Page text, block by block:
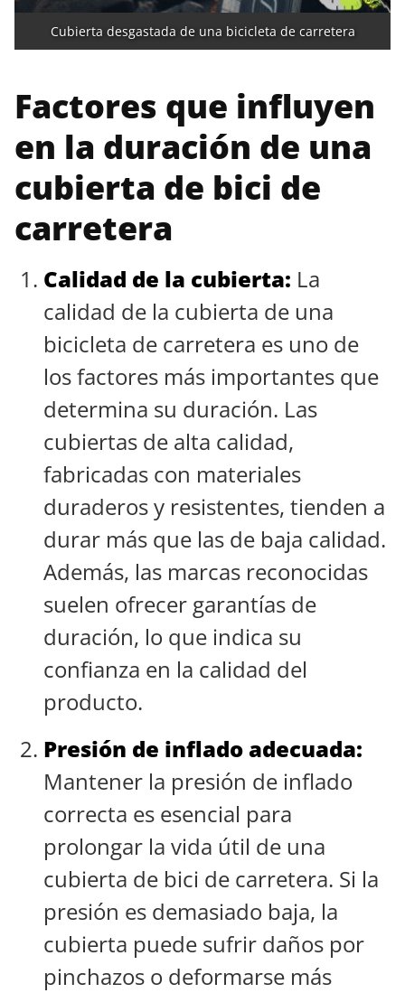
Cubierta desgastada de una bicicleta de carretera
Factores que influyen
en la duración de una
cubierta de bici de
carretera
Calidad de la cubierta: La
calidad de la cubierta de una
bicicleta de carretera es uno de
los factores más importantes que
determina su duración. Las
cubiertas de alta calidad,
fabricadas con materiales
duraderos y resistentes, tienden a
durar más que las de baja calidad.
Además, las marcas reconocidas
suelen ofrecer garantías de
duración, lo que indica su
confianza en la calidad del
producto.
Presión de inflado adecuada:
Mantener la presión de inflado
correcta es esencial para
prolongar la vida útil de una
cubierta de bici de carretera. Si la
presión es demasiado baja, la
cubierta puede sufrir daños por
pinchazos o deformarse más